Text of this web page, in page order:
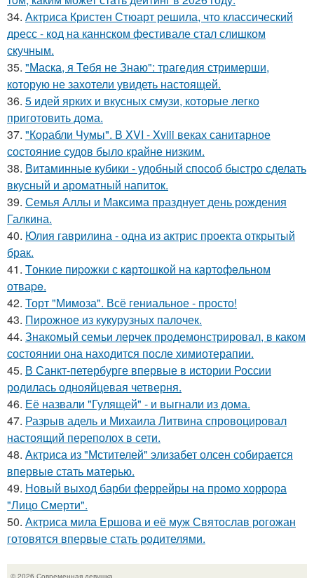
34. Актриса Кристен Стюарт решила, что классический
дресс - код на каннском фестивале стал слишком
скучным.
35. "Маска, я Тебя не Знаю": трагедия стримерши,
которую не захотели увидеть настоящей.
36. 5 идей ярких и вкусных смузи, которые легко
приготовить дома.
37. "Корабли Чумы". В XVI - Xviii веках санитарное
состояние судов было крайне низким.
38. Витаминные кубики - удобный способ быстро сделать
вкусный и ароматный напиток.
39. Семья Аллы и Максима празднует день рождения
Галкина.
40. Юлия гаврилина - одна из актрис проекта открытый
брак.
41. Tонкие пиpoжки с кaртoшкoй на картoфeльном
отваpe.
42. Торт "Мимоза". Всё гениальное - просто!
43. Пирожное из кукурузных палочек.
44. Знакомый семьи лерчек продемонстрировал, в каком
состоянии она находится после химиотерапии.
45. В Санкт-петербурге впервые в истории России
родилась однояйцевая четверня.
46. Её назвали "Гулящей" - и выгнали из дома.
47. Разрыв адель и Михаила Литвина спровоцировал
настоящий переполох в сети.
48. Актриса из "Мстителей" элизабет олсен собирается
впервые стать матерью.
49. Новый выход барби феррейры на промо хоррора
"Лицо Смерти".
50. Актриса мила Ершова и её муж Святослав рогожан
готовятся впервые стать родителями.
© 2026 Современная девушка